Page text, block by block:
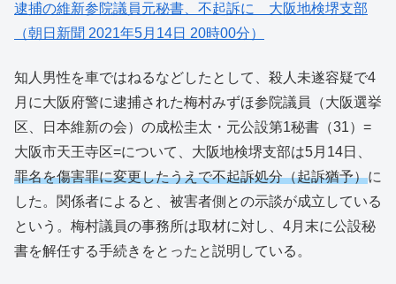
逮捕の維新参院議員元秘書、不起訴に 大阪地検堺支部
（朝日新聞 2021年5月14日 20時00分）
知人男性を車ではねるなどしたとして、殺人未遂容疑で4
月に大阪府警に逮捕された梅村みずほ参院議員（大阪選挙
区、日本維新の会）の成松圭太・元公設第1秘書（31）=
大阪市天王寺区=について、大阪地検堺支部は5月14日、
罪名を傷害罪に変更したうえで不起訴処分（起訴猶予）に
した。関係者によると、被害者側との示談が成立している
という。梅村議員の事務所は取材に対し、4月末に公設秘
書を解任する手続きをとったと説明している。